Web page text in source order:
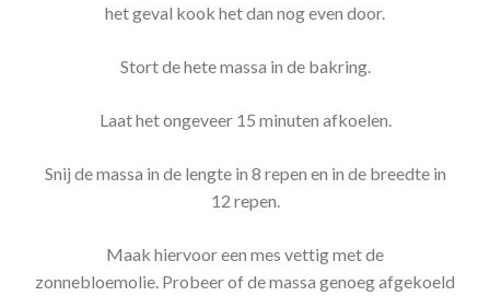
het geval kook het dan nog even door.
Stort de hete massa in de bakring.
Laat het ongeveer 15 minuten afkoelen.
Snij de massa in de lengte in 8 repen en in de breedte in
12 repen.
Maak hiervoor een mes vettig met de
zonnebloemolie. Probeer of de massa genoeg afgekoeld